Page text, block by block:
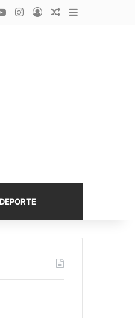
YouTubeInstagram
AccesoPublicación al
Barra lateral
DEPORTE